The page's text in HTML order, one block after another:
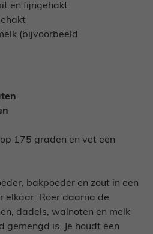
en fijngehakt
(bijvoorbeeld
175 graden en vet een
bakpoeder en zout in een
elkaar. Roer daarna de
dadels, walnoten en melk
gemengd is. Je houdt een